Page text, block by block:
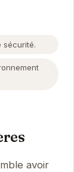
sécurité.
avoir